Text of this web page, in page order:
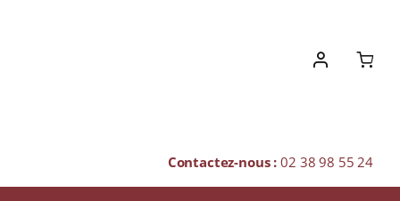
Contactez-nous :02 38 98 55 24